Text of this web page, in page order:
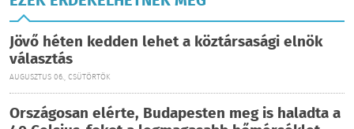
Jövő héten kedden lehet a köztársasági elnök
választás
AUGUSZTUS 06., CSÜTÖRTÖK
Országosan elérte, Budapesten meg is haladta a